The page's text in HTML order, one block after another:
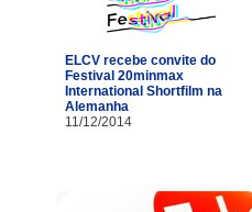
ELCV recebe convite do
Festival 20minmax
International Shortfilm na
Alemanha
11/12/2014